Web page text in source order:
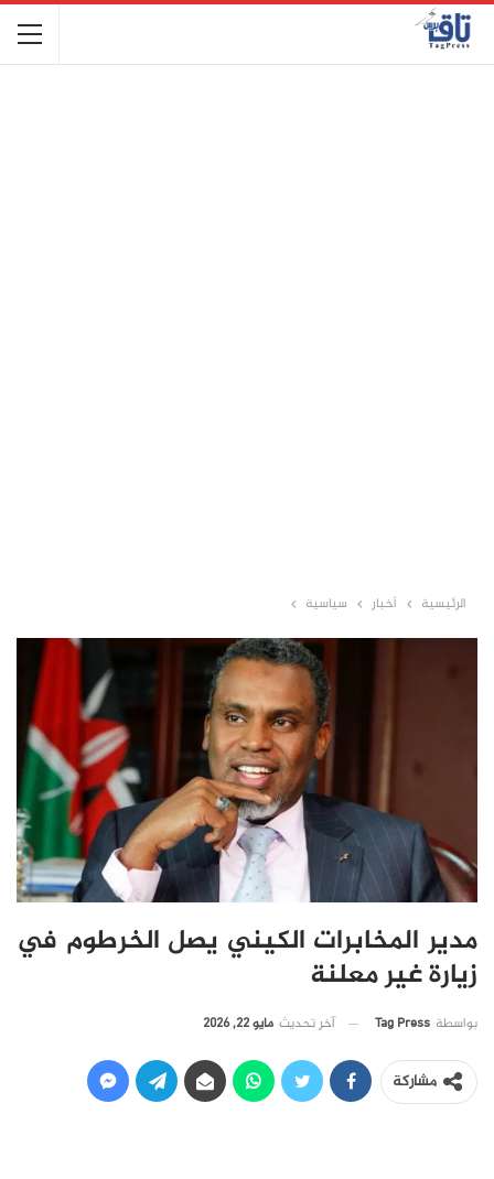
الرئيسية أخبار سياسية
مدير المخابرات الكيني يصل الخرطوم في
زيارة غير معلنة
بواسطة Tag Press آخر تحديث مايو 22, 2026
مشاركة